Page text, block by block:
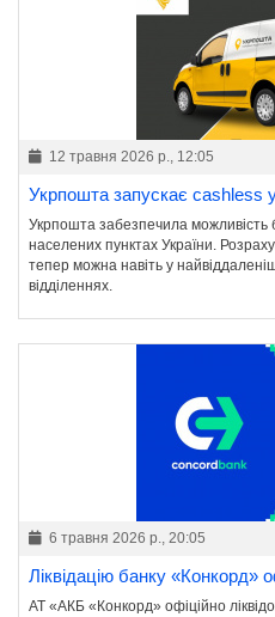
12 травня 2026 р., 12:05
Укрпошта запускає cashless
Укрпошта забезпечила можливість
населених пунктах України.
тепер можна навіть у
відділеннях.
6 травня 2026 р., 20:05
Ліквідацію банку «Конкорд»
АТ «АКБ «Конкорд» офіційно